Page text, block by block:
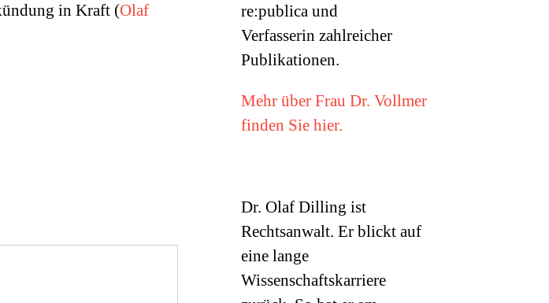
in Kraft (Olaf
re:publica und
Verfasserin zahlreicher
Publikationen.
Mehr über Frau Dr. Vollmer
finden Sie hier.
Dr. Olaf Dilling ist
Rechtsanwalt. Er blickt auf
eine lange
Wissenschaftskarriere